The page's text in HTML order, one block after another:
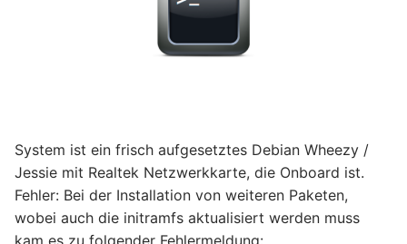
System ist ein frisch aufgesetztes Debian Wheezy /
Jessie mit Realtek Netzwerkkarte, die Onboard ist.
Fehler: Bei der Installation von weiteren Paketen,
wobei auch die initramfs aktualisiert werden muss